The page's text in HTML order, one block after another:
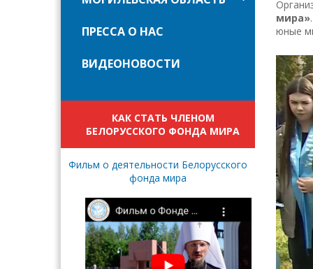
ПРЕССА О НАС
ВИДЕОНОВОСТИ
КАК СТАТЬ ЧЛЕНОМ
БЕЛОРУССКОГО ФОНДА МИРА
Фильм о деятельности Белорусского
фонда мира
мира»
юные